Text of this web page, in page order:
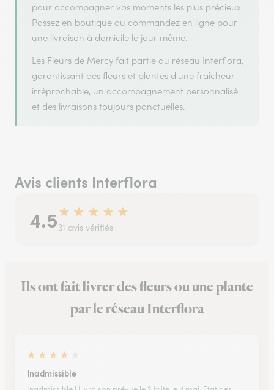
pour accompagner vos moments les plus précieux.
Passez en boutique ou commandez en ligne pour
une livraison à domicile le jour même.
Les Fleurs de Mercy fait partie du réseau Interflora,
garantissant des fleurs et plantes d'une fraîcheur
irréprochable, un accompagnement personnalisé
et des livraisons toujours ponctuelles.
Avis clients Interflora
4.5★ ★ ★ ★ ★
31 avis vérifiés
Ils ont fait livrer des fleurs ou une plante
par le réseau Interflora
★ ★ ★ ★
Inadmissible